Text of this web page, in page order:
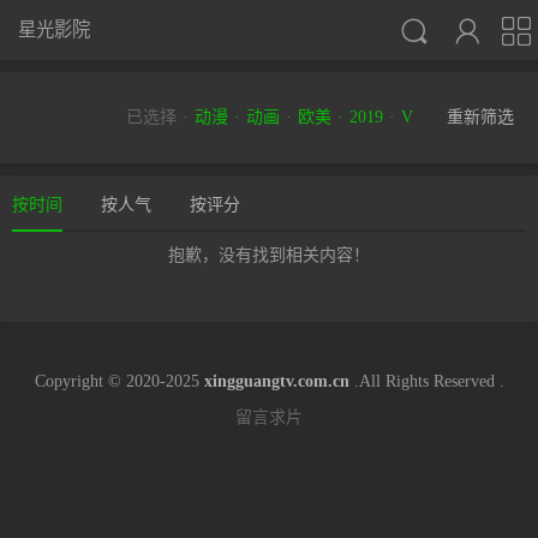



星光影院
已选择 动漫 动画 欧美 2019 V 重新筛选
按时间 按人气 按评分
抱歉，没有找到相关内容！
Copyright © 2020-2025 xingguangtv.com.cn.All Rights Reserved .
留言求片